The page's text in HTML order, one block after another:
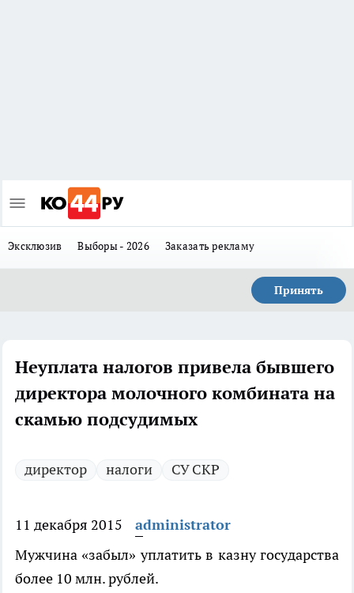
Эксклюзив Выборы - 2026 Заказать рекламу
Принять
Неуплата налогов привела бывшего
директора молочного комбината на
скамью подсудимых
директор налоги СУ СКР
11 декабря 2015
administrator
Мужчина «забыл» уплатить в казну государства
более 10 млн. рублей.